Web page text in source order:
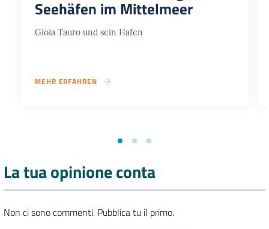
Seehäfen im Mittelmeer
Gioia Tauro und sein Hafen
MEHR ERFAHREN
La tua opinione conta
Non ci sono commenti. Pubblica tu il primo.